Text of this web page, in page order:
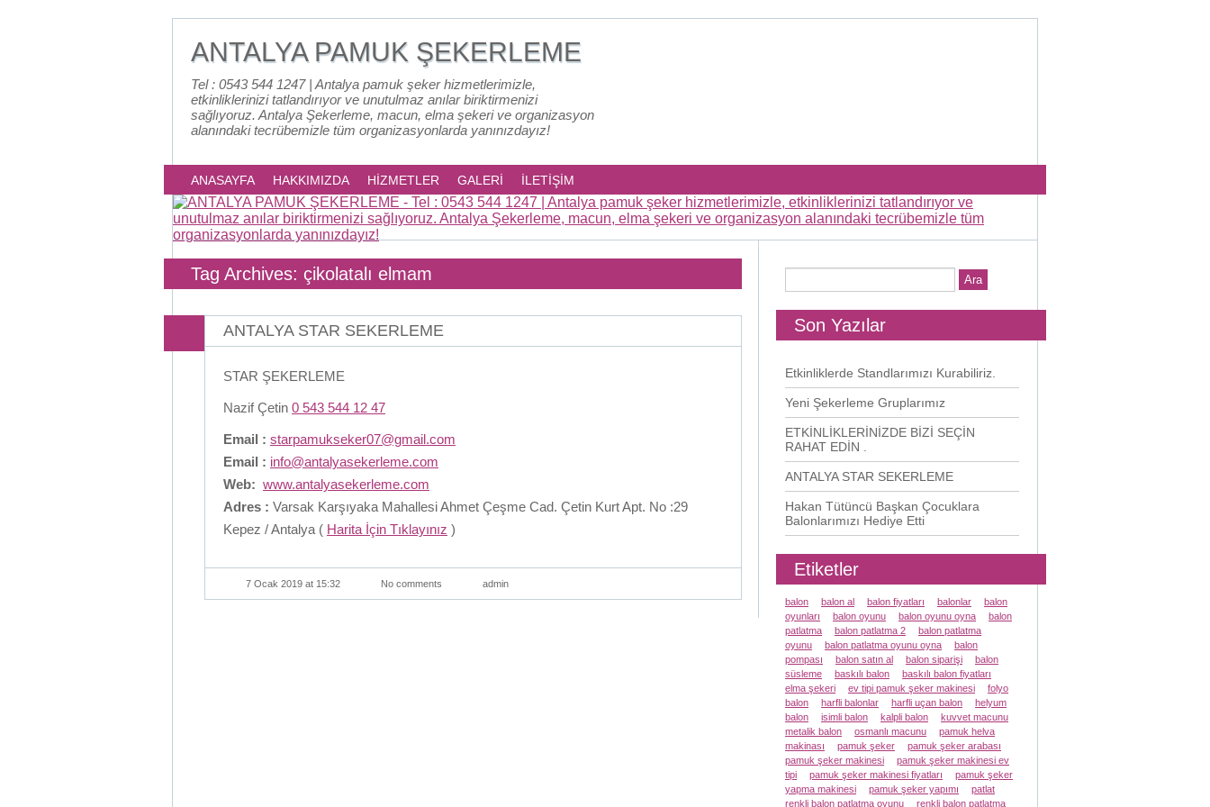
ANTALYA PAMUK ŞEKERLEME
Tel : 0543 544 1247 | Antalya pamuk şeker hizmetlerimizle,
etkinliklerinizi tatlandırıyor ve unutulmaz anılar biriktirmenizi
sağlıyoruz. Antalya Şekerleme, macun, elma şekeri ve organizasyon
alanındaki tecrübemizle tüm organizasyonlarda yanınızdayız!
ANASAYFA HAKKIMIZDA HİZMETLER GALERİ İLETİŞİM
Tag Archives: çikolatalı elmam
ANTALYA STAR SEKERLEME
STAR ŞEKERLEME
Nazif Çetin 0 543 544 12 47
Email : starpamukseker07@gmail.com
Email : info@antalyasekerleme.com
Web: www.antalyasekerleme.com
Adres : Varsak Karşıyaka Mahallesi Ahmet Çeşme Cad. Çetin Kurt Apt. No :29
Kepez / Antalya ( Harita İçin Tıklayınız )
7 Ocak 2019 at 15:32 No comments admin
Son Yazılar
Etkinliklerde Standlarımızı Kurabiliriz.
Yeni Şekerleme Gruplarımız
ETKİNLİKLERİNİZDE BİZİ SEÇİN
RAHAT EDİN .
ANTALYA STAR SEKERLEME
Hakan Tütüncü Başkan Çocuklara
Balonlarımızı Hediye Etti
Etiketler
balon balon al balon fiyatları balonlar
balon
oyunları
balon oyunu balon oyunu oyna
balon
patlatma
balon patlatma 2
balon patlatma
oyunu
balon patlatma oyunu oyna
balon
pompası
balon satın al balon siparişi
balon
süsleme
baskılı balon
baskılı balon fiyatları
elma şekeri
ev tipi pamuk şeker makinesi
folyo
balon
harfli balonlar harfli uçan balon
helyum
balon
isimli balon kalpli balon
kuvvet macunu
metalik balon
osmanlı macunu
pamuk helva
makinası
pamuk şeker
pamuk şeker arabası
pamuk şeker makinesi
pamuk şeker makinesi ev
tipi
pamuk şeker makinesi fiyatları
pamuk şeker
yapma makinesi
pamuk şeker yapımı
patlat
renkli balon patlatma oyunu
renkli balon patlatma